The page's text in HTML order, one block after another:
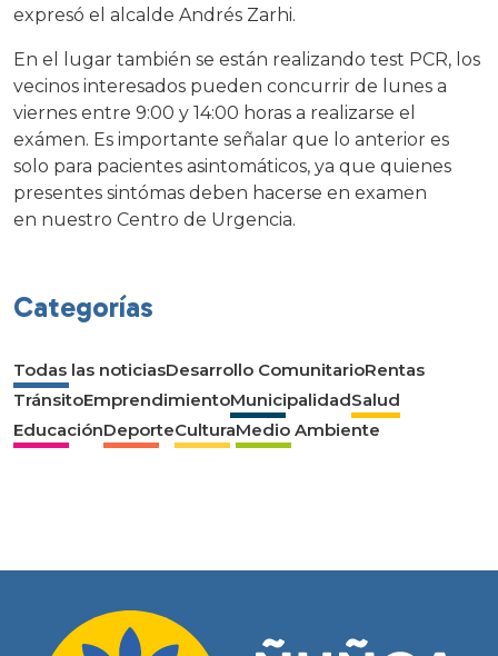
expresó el alcalde Andrés Zarhi.
En el lugar también se están realizando test PCR, los
vecinos interesados pueden concurrir de lunes a
viernes entre 9:00 y 14:00 horas a realizarse el
exámen. Es importante señalar que lo anterior es
solo para pacientes asintomáticos, ya que quienes
presentes sintómas deben hacerse en examen
en nuestro Centro de Urgencia.
Categorías
Todas las noticiasDesarrollo ComunitarioRentas
TránsitoEmprendimientoMunicipalidadSalud
EducaciónDeporteCulturaMedio Ambiente